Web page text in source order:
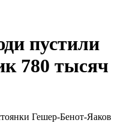
пустили
780 тысяч
Гешер-Бенот-Яаков